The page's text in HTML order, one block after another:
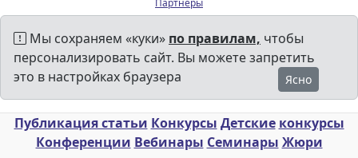
Партнеры
Мы сохраняем «куки» по правилам, чтобы
персонализировать сайт. Вы можете запретить
это в настройках браузера
Ясно
Публикация статьи Конкурсы Детские конкурсы
Конференции Вебинары Семинары Жюри